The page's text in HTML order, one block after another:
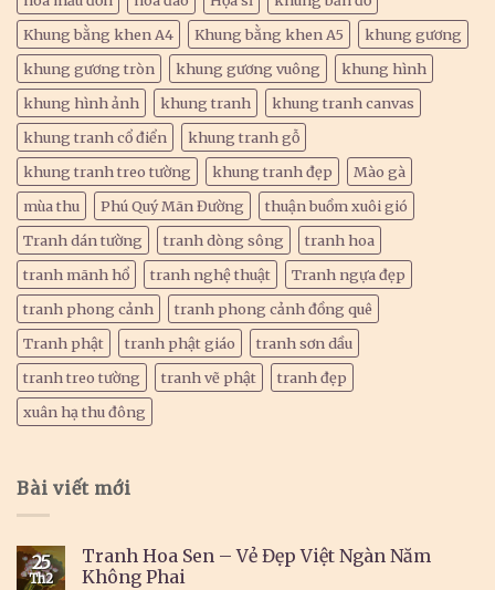
Khung bằng khen A4
Khung bằng khen A5
khung gương
khung gương tròn
khung gương vuông
khung hình
khung hình ảnh
khung tranh
khung tranh canvas
khung tranh cổ điển
khung tranh gỗ
khung tranh treo tường
khung tranh đẹp
Mào gà
mùa thu
Phú Quý Mãn Đường
thuận buồm xuôi gió
Tranh dán tường
tranh dòng sông
tranh hoa
tranh mãnh hổ
tranh nghệ thuật
Tranh ngựa đẹp
tranh phong cảnh
tranh phong cảnh đồng quê
Tranh phật
tranh phật giáo
tranh sơn dầu
tranh treo tường
tranh vẽ phật
tranh đẹp
xuân hạ thu đông
Bài viết mới
25
Th2
Tranh Hoa Sen – Vẻ Đẹp Việt Ngàn Năm
Không Phai